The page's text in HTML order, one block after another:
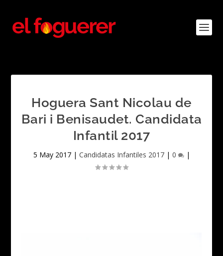
Hoguera Sant Nicolau de
Bari i Benisaudet. Candidata
Infantil 2017
5 May 2017| Candidatas Infantiles 2017| 0 |